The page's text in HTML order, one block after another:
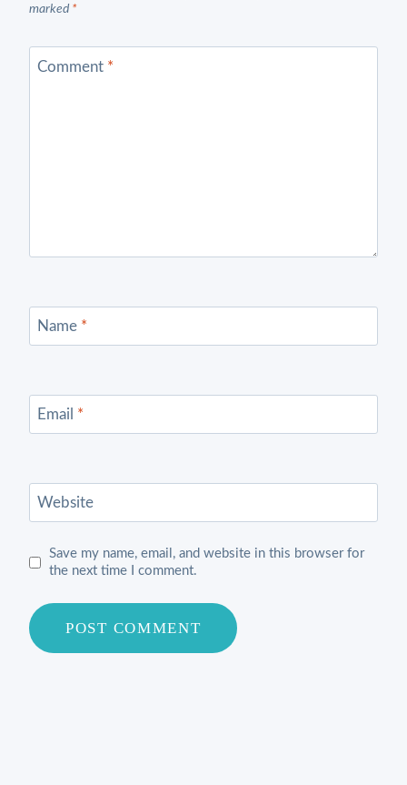
marked *
Comment *
Name *
Email *
Website
Save my name, email, and website in this browser for
the next time I comment.